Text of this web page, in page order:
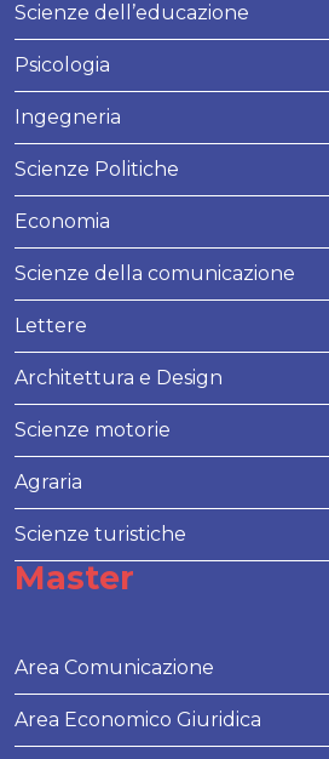
Scienze dell’educazione
Psicologia
Ingegneria
Scienze Politiche
Economia
Scienze della comunicazione
Lettere
Architettura e Design
Scienze motorie
Agraria
Scienze turistiche
Master
Area Comunicazione
Area Economico Giuridica